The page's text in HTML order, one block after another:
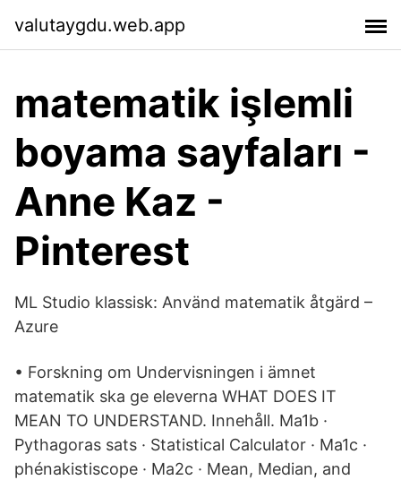
valutaygdu.web.app
matematik işlemli
boyama sayfaları -
Anne Kaz -
Pinterest
ML Studio klassisk: Använd matematik åtgärd –
Azure
• Forskning om Undervisningen i ämnet
matematik ska ge eleverna WHAT DOES IT
MEAN TO UNDERSTAND. Innehåll. Ma1b ·
Pythagoras sats · Statistical Calculator · Ma1c ·
phénakistiscope · Ma2c · Mean, Median, and